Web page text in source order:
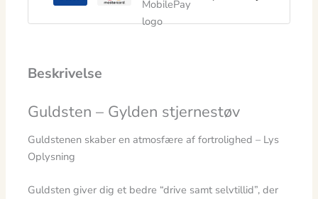
Beskrivelse
Guldsten – Gylden stjernestøv
Guldstenen skaber en atmosfære af fortrolighed – Lys
Oplysning
Guldsten giver dig et bedre “drive samt selvtillid”, der